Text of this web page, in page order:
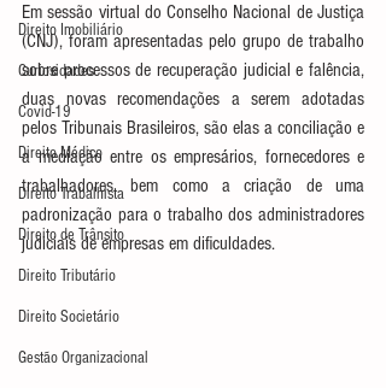
Direito Imobiliário
Curiosidades
Covid-19
Direito Médico
Direito Trabalhista
Direito de Trânsito
Direito Tributário
Direito Societário
Gestão Organizacional
Em sessão virtual do Conselho Nacional de Justiça
(CNJ), foram apresentadas pelo grupo de trabalho
sobre processos de recuperação judicial e falência,
duas novas recomendações a serem adotadas
pelos Tribunais Brasileiros, são elas a conciliação e
a mediação entre os empresários, fornecedores e
trabalhadores, bem como a criação de uma
padronização para o trabalho dos administradores
judiciais de empresas em dificuldades.